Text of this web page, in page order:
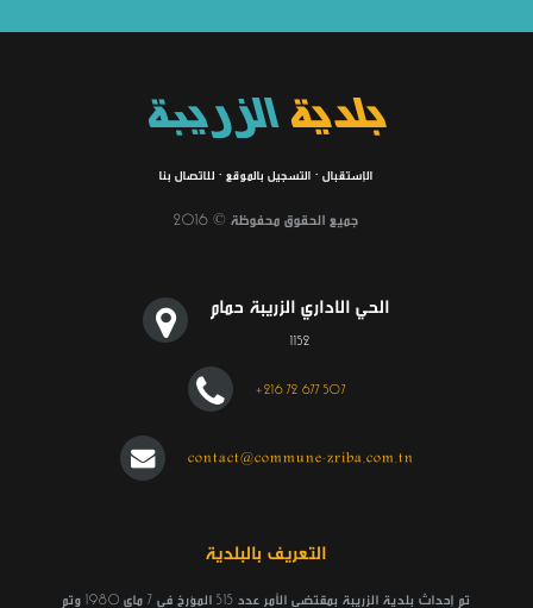
وضع بتاريخ: 23/12
مناظرة داخلية للترقية إلى رتبة متصرف عام
بلديةالزريبة
للاتصال بنا · التسجيل بالموقع · الإستقبال
جميع الحقوق محفوظة © 2016
الحي الاداري الزريبة حمام
1152
+216 72 677 507
contact@commune-zriba.com.tn
التعريف بالبلدية
تم إحداث بلدية الزريبة بمقتضى الأمر عدد 515 المؤرخ في 7 ماي 1980 وتم